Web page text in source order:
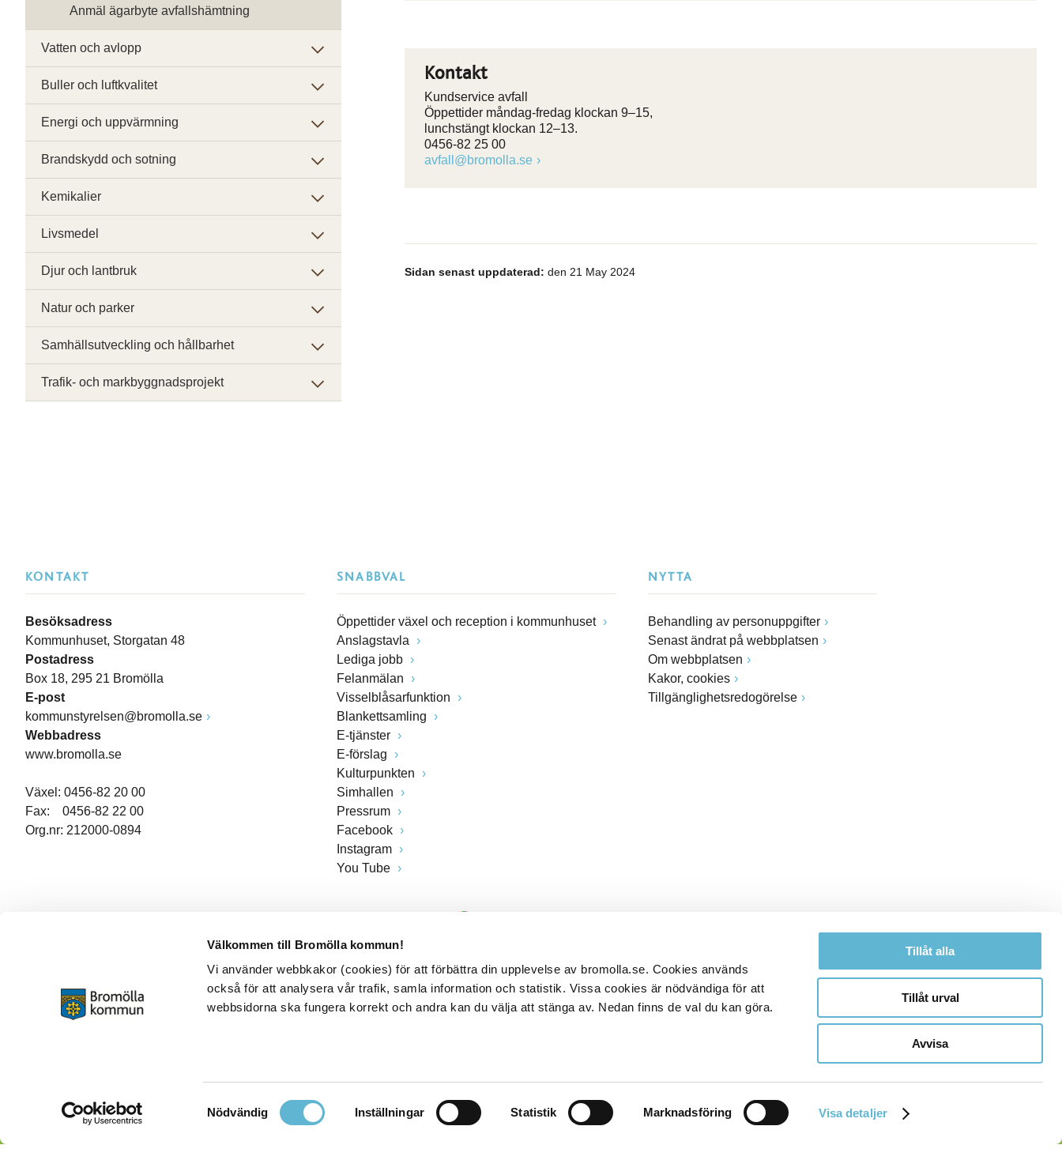
Välkommen till Bromölla kommun!
Vi använder webbkakor (cookies) för att förbättra din upplevelse av bromolla.se. Cookies används
också för att analysera vår trafik, samla information och statistik. Vissa cookies är nödvändiga för att
webbsidorna ska fungera korrekt och andra kan du välja att stänga av. Nedan finns de val du kan göra.
Samtyckesval
Nödvändig Inställningar Statistik Marknadsföring Visa detaljer
Tillåt alla
Tillåt urval
Avvisa
Kontakt
Kundservice avfall
Öppettider måndag-fredag klockan 9–15,
lunchstängt klockan 12–13.
0456-82 25 00
avfall@bromolla.se
Sidan senast uppdaterad: den 21 May 2024
Anmäl ägarbyte avfallshämtning
Vatten och avlopp
Buller och luftkvalitet
Energi och uppvärmning
Brandskydd och sotning
Kemikalier
Livsmedel
Djur och lantbruk
Natur och parker
Samhällsutveckling och hållbarhet
Trafik- och markbyggnadsprojekt
KONTAKT
Besöksadress
Kommunhuset, Storgatan 48
Postadress
Box 18, 295 21 Bromölla
E-post
kommunstyrelsen@bromolla.se
Webbadress
www.bromolla.se
Växel: 0456-82 20 00
Fax: 0456-82 22 00
Org.nr: 212000-0894
SNABBVAL
Öppettider växel och reception i kommunhuset
Anslagstavla
Lediga jobb
Felanmälan
Visselblåsarfunktion
Blankettsamling
E-tjänster
E-förslag
Kulturpunkten
Simhallen
Pressrum
Facebook
Instagram
You Tube
NYTTA
Behandling av personuppgifter
Senast ändrat på webbplatsen
Om webbplatsen
Kakor, cookies
Tillgänglighetsredogörelse